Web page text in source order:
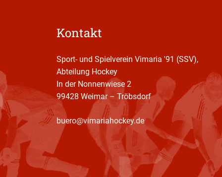
Kontakt
Sport- und Spielverein Vimaria '91 (SSV),
Abteilung Hockey
In der Nonnenwiese 2
99428 Weimar – Tröbsdorf
buero@vimariahockey.de